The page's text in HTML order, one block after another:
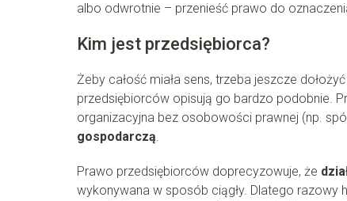
albo odwrotnie – przenieść prawo do
Kim jest przedsiębiorca?
Żeby całość miała sens, trzeba jeszcze
przedsiębiorców opisują go bardzo podobnie.
organizacyjna bez osobowości prawnej (np.
gospodarczą.
Prawo przedsiębiorców doprecyzowuje, że
wykonywana w sposób ciągły. Dlatego razowy